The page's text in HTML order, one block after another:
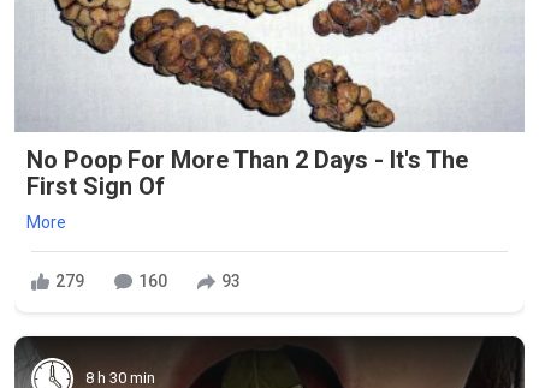
No Poop For More Than 2 Days - It's The
First Sign Of
More
279 160 93
8 h 30 min